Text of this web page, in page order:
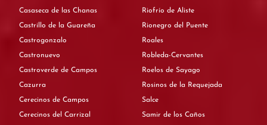
Casaseca de las Chanas
Castrillo de la Guareña
Castrogonzalo
Castronuevo
Castroverde de Campos
Cazurra
Cerecinos de Campos
Cerecinos del Carrizal
Riofrío de Aliste
Rionegro del Puente
Roales
Robleda-Cervantes
Roelos de Sayago
Rosinos de la Requejada
Salce
Samir de los Caños